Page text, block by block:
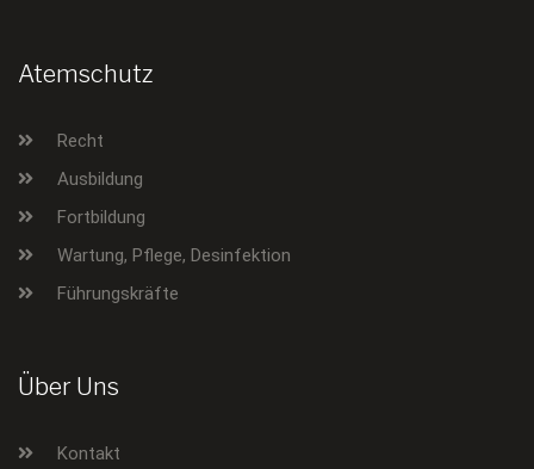
Atemschutz
Recht
Ausbildung
Fortbildung
Wartung, Pflege, Desinfektion
Führungskräfte
Über Uns
Kontakt